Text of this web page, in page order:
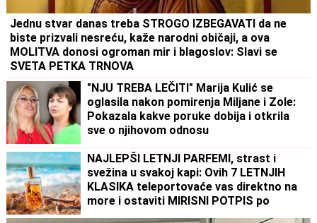
Jednu stvar danas treba STROGO IZBEGAVATI da ne
biste prizvali nesreću, kaže narodni običaji, a ova
MOLITVA donosi ogroman mir i blagoslov: Slavi se
SVETA PETKA TRNOVA
"NJU TREBA LEČITI" Marija Kulić se
oglasila nakon pomirenja Miljane i Zole:
Pokazala kakve poruke dobija i otkrila
sve o njihovom odnosu
NAJLEPŠI LETNJI PARFEMI, strast i
svežina u svakoj kapi: Ovih 7 LETNJIH
KLASIKA teleportovaće vas direktno na
more i ostaviti MIRISNI POTPIS po
kojem će vas svi pamtiti